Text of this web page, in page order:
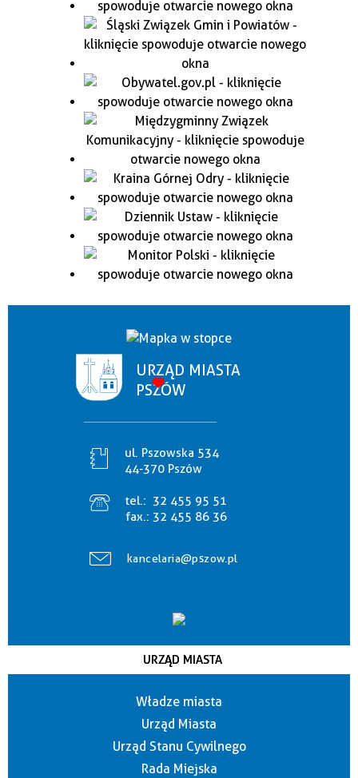
URZĄD MIASTA
PSZÓW
ul. Pszowska 534
44-370 Pszów
tel.: 32 455 95 51
fax.: 32 455 86 36
kancelaria@pszow.pl
URZĄD MIASTA
Władze miasta
Urząd Miasta
Urząd Stanu Cywilnego
Rada Miejska